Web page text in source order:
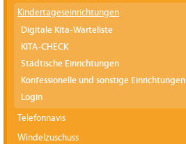
Kindertageseinrichtungen
Digitale Kita-Warteliste
KITA-CHECK
Städtische Einrichtungen
Konfessionelle und sonstige Einrichtungen
Login
Telefonnavis
Windelzuschuss